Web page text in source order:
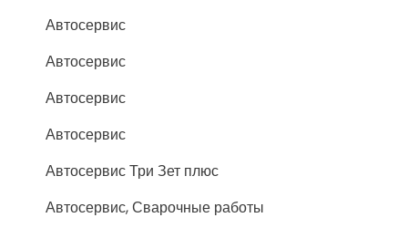
Автосервис
Автосервис
Автосервис
Автосервис
Автосервис Три Зет плюс
Автосервис, Сварочные работы